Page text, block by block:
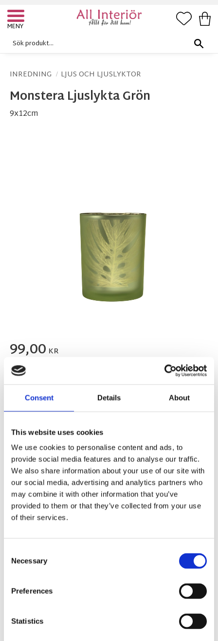
Consent Details About
This website uses cookies
We use cookies to personalise content and ads, to
provide social media features and to analyse our traffic.
We also share information about your use of our site with
our social media, advertising and analytics partners who
may combine it with other information that you’ve
provided to them or that they’ve collected from your use
of their services.
Selection
Necessary
Preferences
Statistics
Meny
INREDNING LJUS OCH LJUSLYKTOR
Monstera Ljuslykta Grön
9x12cm
99,00 KR
FLER FÄRGER
Antal
st KÖP
Lagerstatus 2 st i lager Artikelnr 77917 Tillverkare
Wikholm Form
Fri frakt över 995kr
guldig insida. Lyktan har flera dekorativa
monsterablad runt om lyktan som syns extra tydligt
när man har tänt ljuset.